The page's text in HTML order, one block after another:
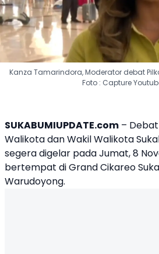
Kanza Tamarindora, Moderator debat
Foto : Capture
SUKABUMIUPDATE.com –
Walikota dan Wakil Walikota
segera digelar pada Jumat, 8
bertempat di Grand Cikareo
Warudoyong.